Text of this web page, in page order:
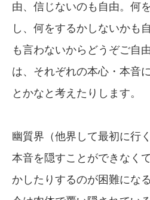
由、信じないのも自由。何
し、何をするかしないかも
も言わないからどうぞご自
は、それぞれの本心・本音
とかなと考えたりします。
幽質界（他界して最初に行
本音を隠すことができなく
かしたりするのが困難にな